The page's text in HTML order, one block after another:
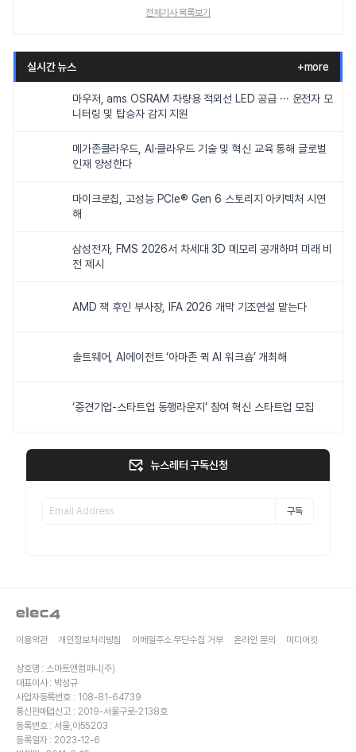
전체기사 목록보기
실시간 뉴스 +more
마우저, ams OSRAM 차량용 적외선 LED 공급 ··· 운전자 모
니터링 및 탑승자 감지 지원
메가존클라우드, AI·클라우드 기술 및 혁신 교육 통해 글로벌
인재 양성한다
마이크로칩, 고성능 PCIe® Gen 6 스토리지 아키텍처 시연
해
삼성전자, FMS 2026서 차세대 3D 메모리 공개하며 미래 비
전 제시
AMD 잭 후인 부사장, IFA 2026 개막 기조연설 맡는다
솔트웨어, AI에이전트 ‘아마존 퀵 AI 워크숍’ 개최해
‘중견기업-스타트업 동행라운지’ 참여 혁신 스타트업 모집
뉴스레터 구독신청
구독
이용약관 개인정보처리방침 이메일주소 무단수집 거부 온라인 문의 미디어킷
상호명 : 스마트앤컴퍼니(주)
대표이사 : 박성규
사업자등록번호 : 108-81-64739
통신판매업신고 : 2019-서울구로-2138호
등록번호 : 서울,아55203
등록일자 : 2023-12-6